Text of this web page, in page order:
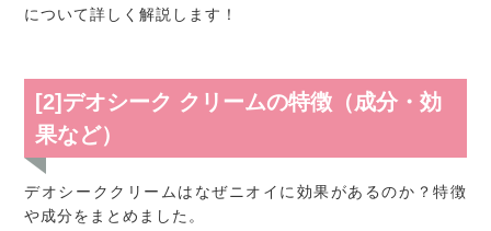
について詳しく解説します！
[2]デオシーク クリームの特徴（成分・効
果など）
デオシーククリームはなぜニオイに効果があるのか？特徴
や成分をまとめました。